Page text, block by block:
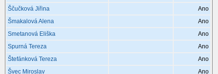
Ščučková Jiřina
Ano
Šmakalová Alena
Ano
Smetanová Eliška
Ano
Spurná Tereza
Ano
Štefánková Tereza
Ano
Švec Miroslav
Ano